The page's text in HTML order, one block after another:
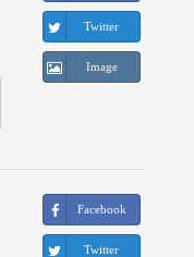
Twitter
Image
Facebook
Twitter